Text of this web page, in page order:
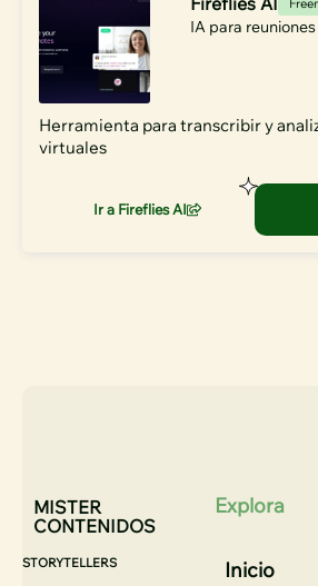
IA para
Herramienta para transcribir y
virtuales
Ir a Fireflies AI
MISTER
CONTENIDOS
STORYTELLERS
Explora
Inicio